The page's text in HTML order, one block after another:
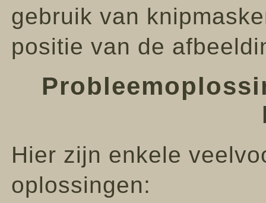
gebruik van
positie van de
Hier zijn enkele
oplossingen: